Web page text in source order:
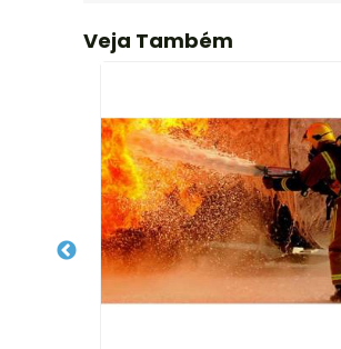
Veja Também